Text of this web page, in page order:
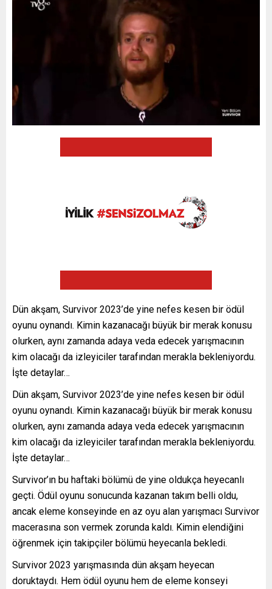
Dün akşam, Survivor 2023’de yine nefes kesen bir ödül
oyunu oynandı. Kimin kazanacağı büyük bir merak konusu
olurken, aynı zamanda adaya veda edecek yarışmacının
kim olacağı da izleyiciler tarafından merakla bekleniyordu.
İşte detaylar…
Dün akşam, Survivor 2023’de yine nefes kesen bir ödül
oyunu oynandı. Kimin kazanacağı büyük bir merak konusu
olurken, aynı zamanda adaya veda edecek yarışmacının
kim olacağı da izleyiciler tarafından merakla bekleniyordu.
İşte detaylar…
Survivor’ın bu haftaki bölümü de yine oldukça heyecanlı
geçti. Ödül oyunu sonucunda kazanan takım belli oldu,
ancak eleme konseyinde en az oyu alan yarışmacı Survivor
macerasına son vermek zorunda kaldı. Kimin elendiğini
öğrenmek için takipçiler bölümü heyecanla bekledi.
Survivor 2023 yarışmasında dün akşam heyecan
doruktaydı. Hem ödül oyunu hem de eleme konseyi